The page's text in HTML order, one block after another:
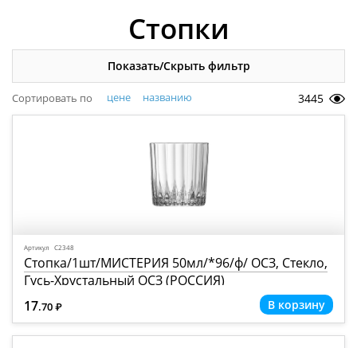
Стопки
Показать/Скрыть фильтр
Сортировать по цене названию 3445
Артикул С2348
Стопка/1шт/МИСТЕРИЯ 50мл/*96/ф/ ОСЗ, Стекло,
Гусь-Хрустальный ОСЗ (РОССИЯ)
17.70 Р
=